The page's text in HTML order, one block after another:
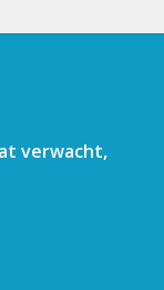
verwacht,